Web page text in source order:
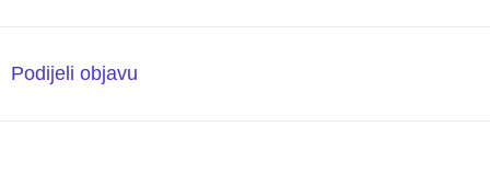
Podijeli objavu